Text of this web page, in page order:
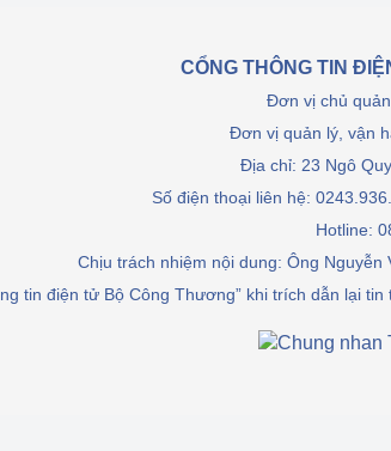
CỔNG THÔNG TIN
Đơn vị chủ
Đơn vị quản lý, vận
Địa chỉ: 23 Ngô
Số điện thoại liên hệ:
Hotline:
Chịu trách nhiệm nội dung: Ông
tin điện tử Bộ Công Thương” khi trích dẫn lại